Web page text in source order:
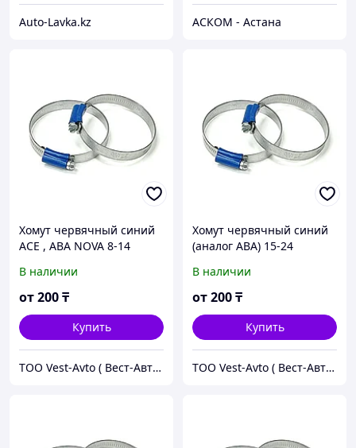
Auto-Lavka.kz АСКОМ - Астана
Хомут червячный синий
ACE , ABA NOVA 8-14
В наличии
от200₸
Купить
ТОО Vest-Avto ( Вест-Авто )
Хомут червячный синий
(аналог ABA) 15-24
В наличии
от200₸
Купить
ТОО Vest-Avto ( Вест-Авто )